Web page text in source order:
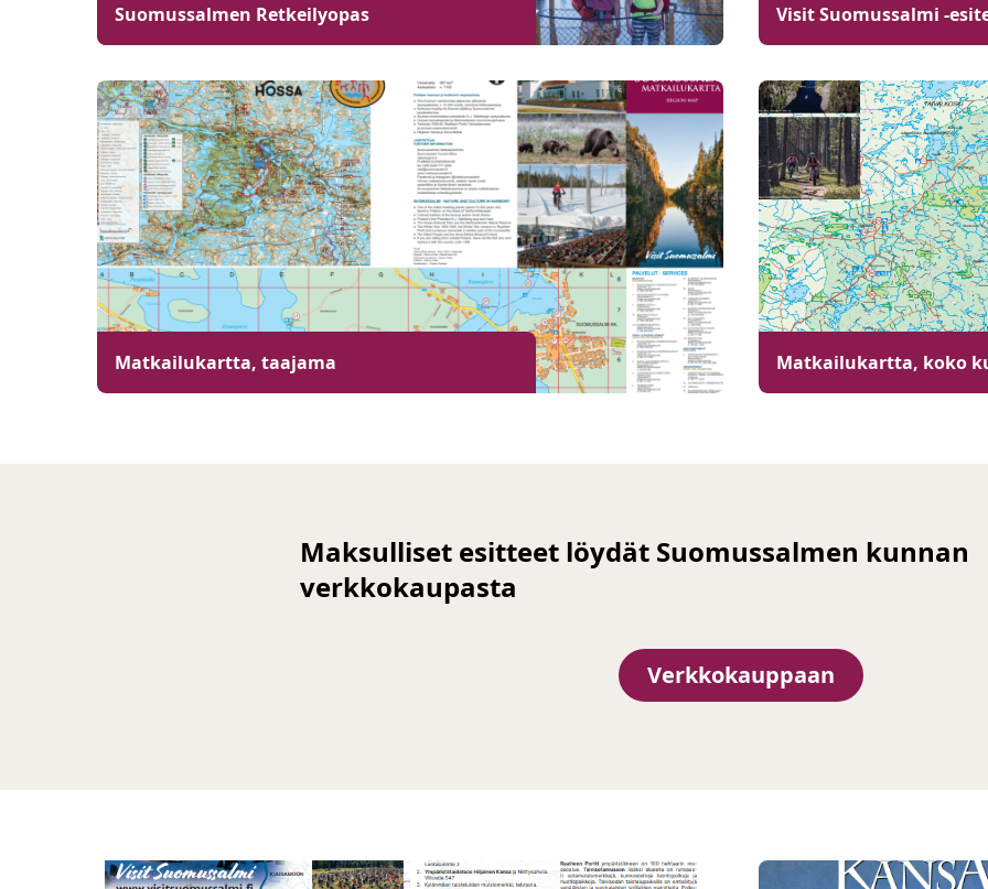
Suomussalmen Retkeilyopas Visit Suomussalmi -
Matkailukartta, taajama Matkailukartta, koko
Maksulliset esitteet löydät Suomussalmen kunnan
verkkokaupasta
Verkkokauppaan